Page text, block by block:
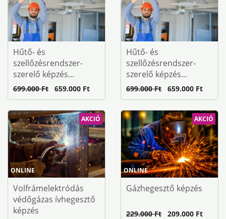
Hűtő- és
szellőzésrendszer-
szerelő képzés...
699.000 Ft 659.000 Ft
Hűtő- és
szellőzésrendszer-
szerelő képzés...
699.000 Ft 659.000 Ft
ONLINE
AKCIÓ
Volfrámelektródás
védőgázas ívhegesztő
képzés
ONLINE
AKCIÓ
Gázhegesztő képzés
229.000 Ft 209.000 Ft